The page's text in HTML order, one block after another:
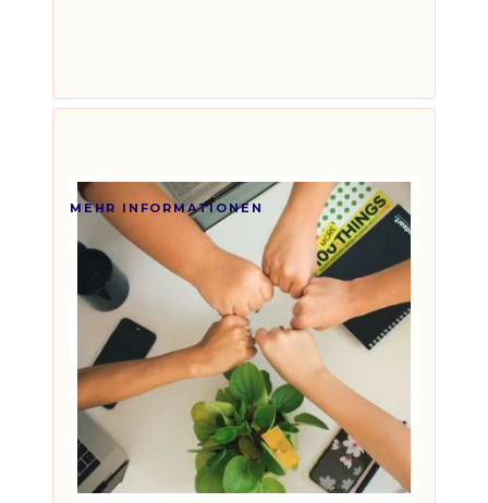
euro Ab 1.210€
MEHR INFORMATIONEN